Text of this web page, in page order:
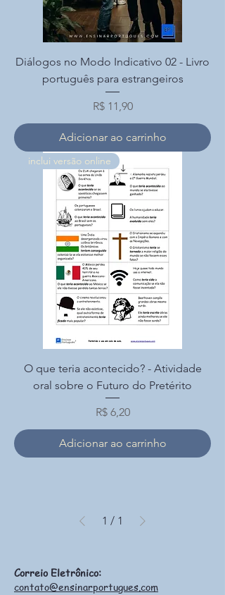
Diálogos no Modo Indicativo 02 - Livro
português para estrangeiros
Preço
R$ 11,90
Adicionar ao carrinho
inclui versão online
O que teria acontecido? - Atividade
oral sobre o Futuro do Pretérito
Preço
R$ 6,20
Adicionar ao carrinho
1 / 1
Correio Eletrônico:
contato@ensinarportugues.com